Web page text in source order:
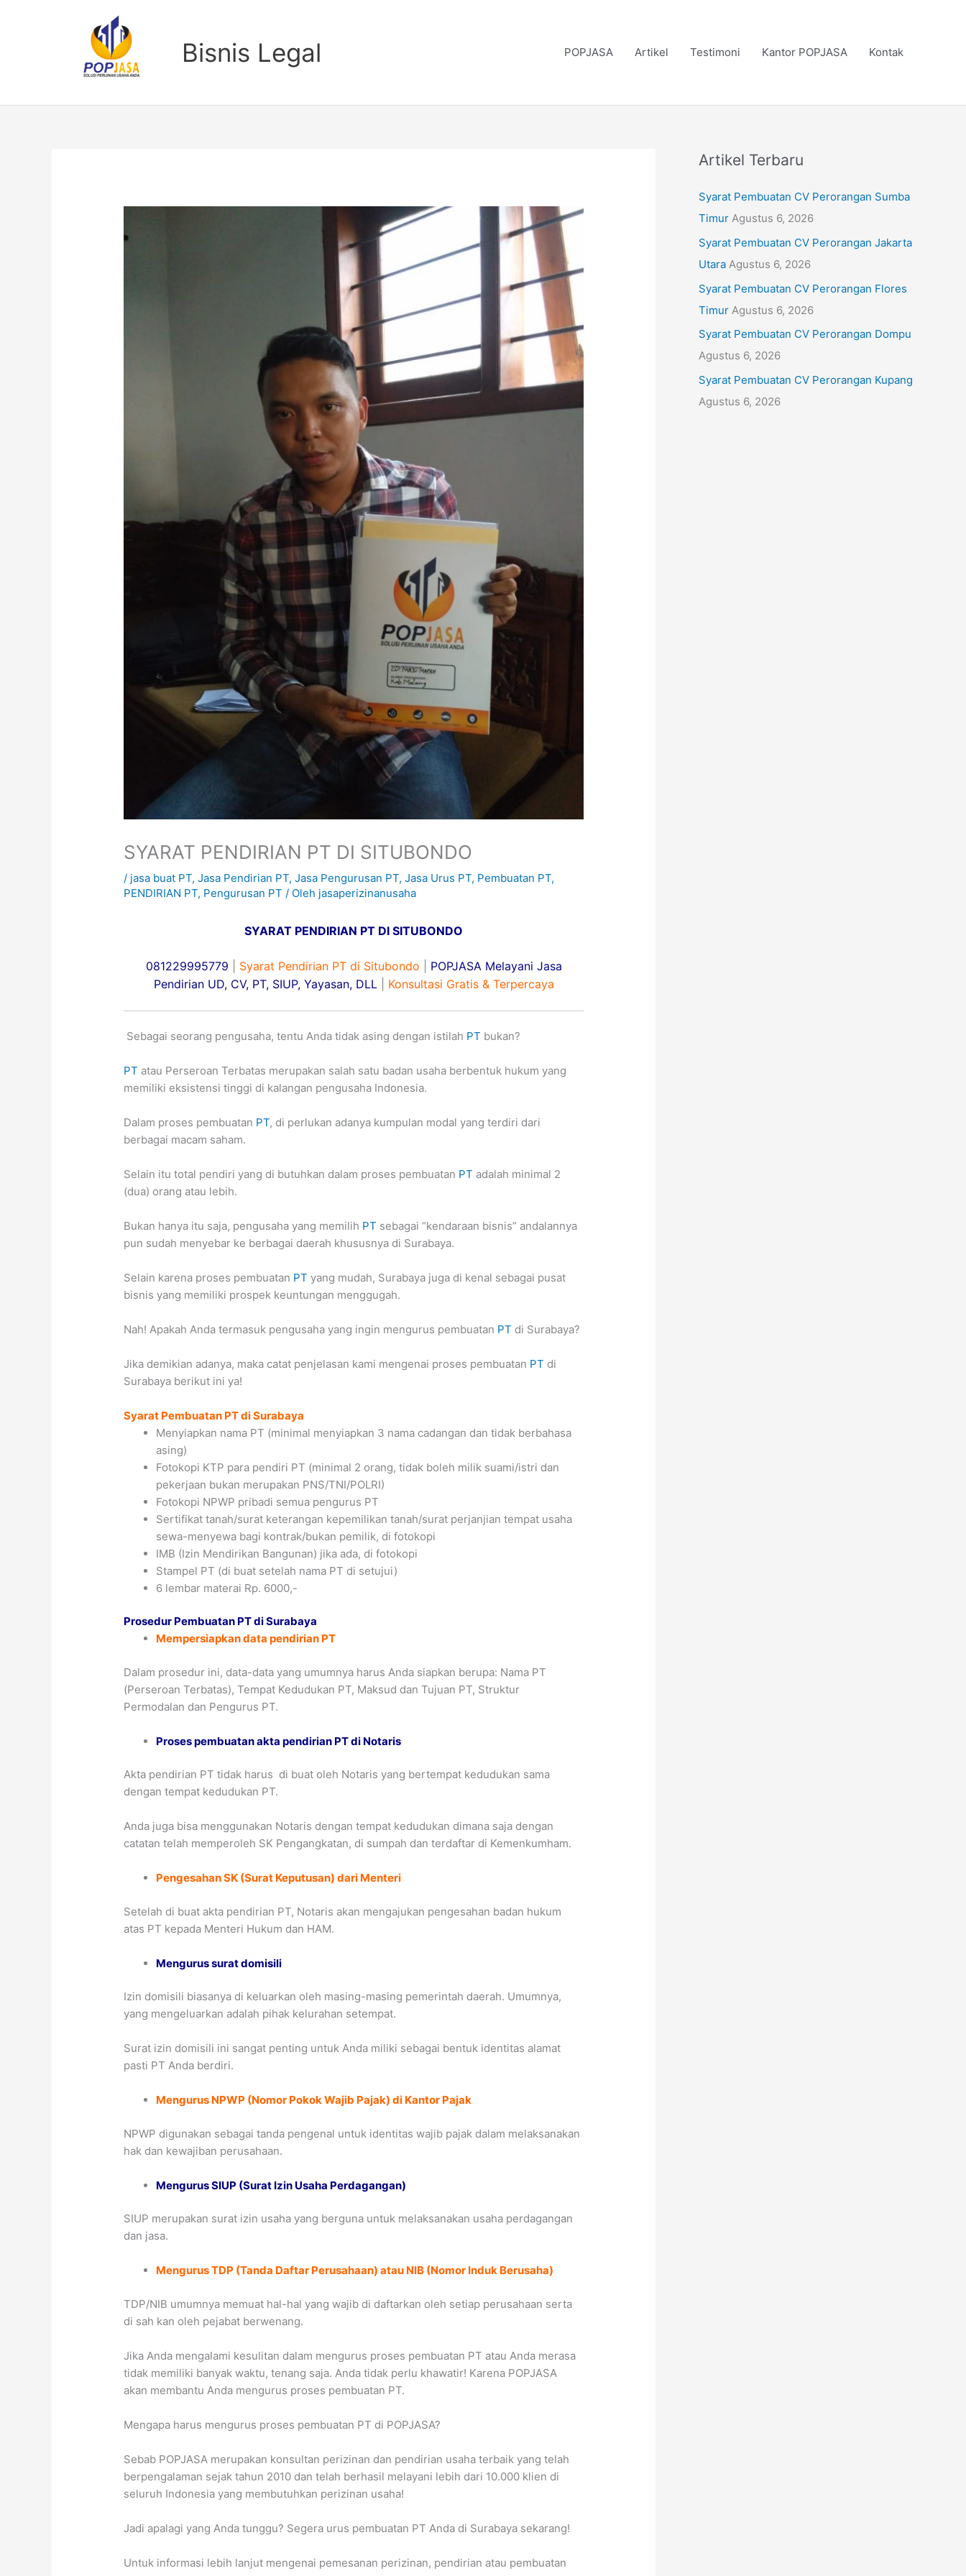
Bisnis Legal POPJASA Artikel Testimoni Kantor POPJASA Kontak
SYARAT PENDIRIAN PT DI SITUBONDO
/ jasa buat PT,Jasa Pendirian PT,Jasa Pengurusan PT,Jasa Urus PT, Pembuatan PT,
PENDIRIAN PT, Pengurusan PT / Oleh jasaperizinanusaha
SYARAT PENDIRIAN PT DI SITUBONDO
081229995779 Syarat Pendirian PT di Situbondo
POPJASA Melayani Jasa
Pendirian UD, CV, PT, SIUP, Yayasan, DLL| Konsultasi Gratis & Terpercaya
Sebagai seorang pengusaha, tentu Anda tidak asing dengan istilah PT bukan?
PT atau Perseroan Terbatas merupakan salah satu badan usaha berbentuk hukum yang
memiliki eksistensi tinggi di kalangan pengusaha Indonesia.
Dalam proses pembuatan PT, di perlukan adanya kumpulan modal yang terdiri dari
berbagai macam saham.
Selain itu total pendiri yang di butuhkan dalam proses pembuatan PT adalah minimal 2
(dua) orang atau lebih.
Bukan hanya itu saja, pengusaha yang memilih PT sebagai “kendaraan bisnis” andalannya
pun sudah menyebar ke berbagai daerah khususnya di Surabaya.
Selain karena proses pembuatan PT yang mudah, Surabaya juga di kenal sebagai pusat
bisnis yang memiliki prospek keuntungan menggugah.
Nah! Apakah Anda termasuk pengusaha yang ingin mengurus pembuatan PT di Surabaya?
Jika demikian adanya, maka catat penjelasan kami mengenai proses pembuatan PT di
Surabaya berikut ini ya!
Syarat Pembuatan PT di Surabaya
Menyiapkan nama PT (minimal menyiapkan 3 nama cadangan dan tidak berbahasa
asing)
Fotokopi KTP para pendiri PT (minimal 2 orang, tidak boleh milik suami/istri dan
pekerjaan bukan merupakan PNS/TNI/POLRI)
Fotokopi NPWP pribadi semua pengurus PT
Sertifikat tanah/surat keterangan kepemilikan tanah/surat perjanjian tempat usaha
sewa-menyewa bagi kontrak/bukan pemilik, di fotokopi
IMB (Izin Mendirikan Bangunan) jika ada, di fotokopi
Stampel PT (di buat setelah nama PT di setujui)
6 lembar materai Rp. 6000,-
Prosedur Pembuatan PT di Surabaya
Mempersiapkan data pendirian PT
Dalam prosedur ini, data-data yang umumnya harus Anda siapkan berupa: Nama PT
(Perseroan Terbatas), Tempat Kedudukan PT, Maksud dan Tujuan PT, Struktur
Permodalan dan Pengurus PT.
Proses pembuatan akta pendirian PT di Notaris
Akta pendirian PT tidak harus di buat oleh Notaris yang bertempat kedudukan sama
dengan tempat kedudukan PT.
Anda juga bisa menggunakan Notaris dengan tempat kedudukan dimana saja dengan
catatan telah memperoleh SK Pengangkatan, di sumpah dan terdaftar di Kemenkumham.
Pengesahan SK (Surat Keputusan) dari Menteri
Setelah di buat akta pendirian PT, Notaris akan mengajukan pengesahan badan hukum
atas PT kepada Menteri Hukum dan HAM.
Mengurus surat domisili
Izin domisili biasanya di keluarkan oleh masing-masing pemerintah daerah. Umumnya,
yang mengeluarkan adalah pihak kelurahan setempat.
Surat izin domisili ini sangat penting untuk Anda miliki sebagai bentuk identitas alamat
pasti PT Anda berdiri.
Mengurus NPWP (Nomor Pokok Wajib Pajak) di Kantor Pajak
NPWP digunakan sebagai tanda pengenal untuk identitas wajib pajak dalam melaksanakan
hak dan kewajiban perusahaan.
Mengurus SIUP (Surat Izin Usaha Perdagangan)
SIUP merupakan surat izin usaha yang berguna untuk melaksanakan usaha perdagangan
dan jasa.
Mengurus TDP (Tanda Daftar Perusahaan) atau NIB (Nomor Induk Berusaha)
TDP/NIB umumnya memuat hal-hal yang wajib di daftarkan oleh setiap perusahaan serta
di sah kan oleh pejabat berwenang.
Jika Anda mengalami kesulitan dalam mengurus proses pembuatan PT atau Anda merasa
tidak memiliki banyak waktu, tenang saja. Anda tidak perlu khawatir! Karena POPJASA
akan membantu Anda mengurus proses pembuatan PT.
Mengapa harus mengurus proses pembuatan PT di POPJASA?
Sebab POPJASA merupakan konsultan perizinan dan pendirian usaha terbaik yang telah
berpengalaman sejak tahun 2010 dan telah berhasil melayani lebih dari 10.000 klien di
seluruh Indonesia yang membutuhkan perizinan usaha!
Jadi apalagi yang Anda tunggu? Segera urus pembuatan PT Anda di Surabaya sekarang!
Untuk informasi lebih lanjut mengenai pemesanan perizinan, pendirian atau pembuatan
Artikel Terbaru
Syarat Pembuatan CV Perorangan Sumba
Timur Agustus 6, 2026
Syarat Pembuatan CV Perorangan Jakarta
Utara Agustus 6, 2026
Syarat Pembuatan CV Perorangan Flores
Timur Agustus 6, 2026
Syarat Pembuatan CV Perorangan Dompu
Agustus 6, 2026
Syarat Pembuatan CV Perorangan Kupang
Agustus 6, 2026